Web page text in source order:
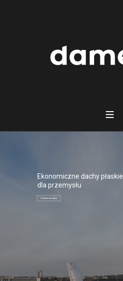
Ekonomiczne dachy płaskie
dla przemysłu
Dowiedz się więcej